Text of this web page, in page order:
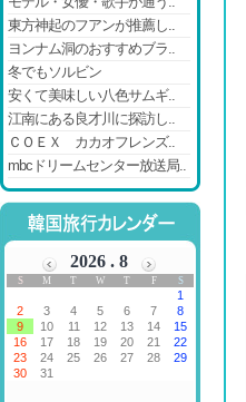
東方神起のフアンが推薦し..
ヨンナム洞のおすすめブラ..
冬でもソルビン
安くて美味しい八色サムギ..
江南にある良才川に探訪し..
ＣＯＥＸ カカオフレンズ..
mbcドリームセンター放送局..